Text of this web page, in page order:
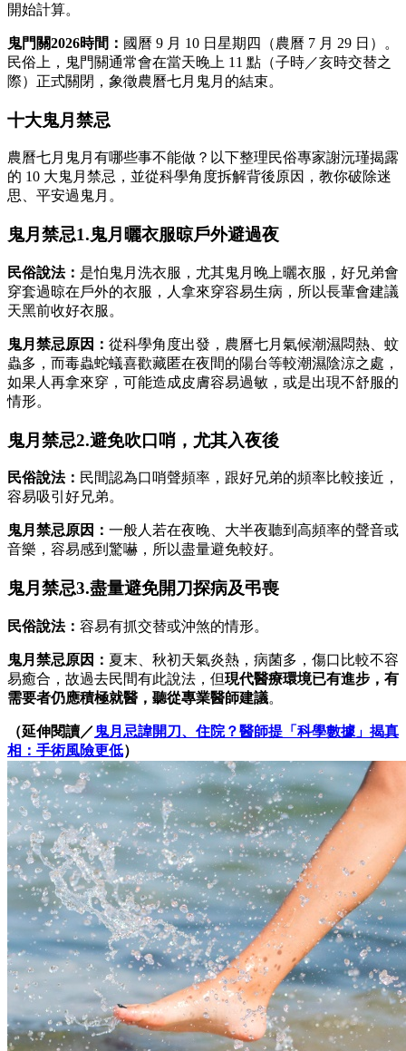
開始計算。
鬼門關2026時間： 國曆 9 月 10 日星期四（農曆 7 月 29 日）。
民俗上，鬼門關通常會在當天晚上 11 點（子時／亥時交替之
際）正式關閉，象徵農曆七月鬼月的結束。
十大鬼月禁忌
農曆七月鬼月有哪些事不能做？以下整理民俗專家謝沅瑾揭露
的 10 大鬼月禁忌，並從科學角度拆解背後原因，教你破除迷
思、平安過鬼月。
鬼月禁忌1.鬼月曬衣服晾戶外避過夜
民俗說法： 是怕鬼月洗衣服，尤其鬼月晚上曬衣服，好兄弟會
穿套過晾在戶外的衣服，人拿來穿容易生病，所以長輩會建議
天黑前收好衣服。
鬼月禁忌原因： 從科學角度出發，農曆七月氣候潮濕悶熱、蚊
蟲多，而毒蟲蛇蟻喜歡藏匿在夜間的陽台等較潮濕陰涼之處，
如果人再拿來穿，可能造成皮膚容易過敏，或是出現不舒服的
情形。
鬼月禁忌2.避免吹口哨，尤其入夜後
民俗說法： 民間認為口哨聲頻率，跟好兄弟的頻率比較接近，
容易吸引好兄弟。
鬼月禁忌原因： 一般人若在夜晚、大半夜聽到高頻率的聲音或
音樂，容易感到驚嚇，所以盡量避免較好。
鬼月禁忌3.盡量避免開刀探病及弔喪
民俗說法： 容易有抓交替或沖煞的情形。
鬼月禁忌原因： 夏末、秋初天氣炎熱，病菌多，傷口比較不容
易癒合，故過去民間有此說法，但現代醫療環境已有進步，有
需要者仍應積極就醫，聽從專業醫師建議。
（延伸閱讀／鬼月忌諱開刀、住院？醫師提「科學數據」揭真
相：手術風險更低）